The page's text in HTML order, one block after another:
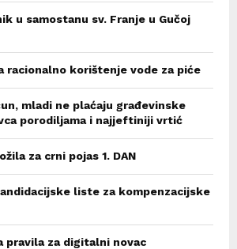
u samostanu sv. Franje u Gučoj
racionalno korištenje vode za piće
mladi ne plaćaju građevinske
porodiljama i najjeftiniji vrtić
za crni pojas 1. DAN
liste za kompenzacijske
pravila za digitalni novac